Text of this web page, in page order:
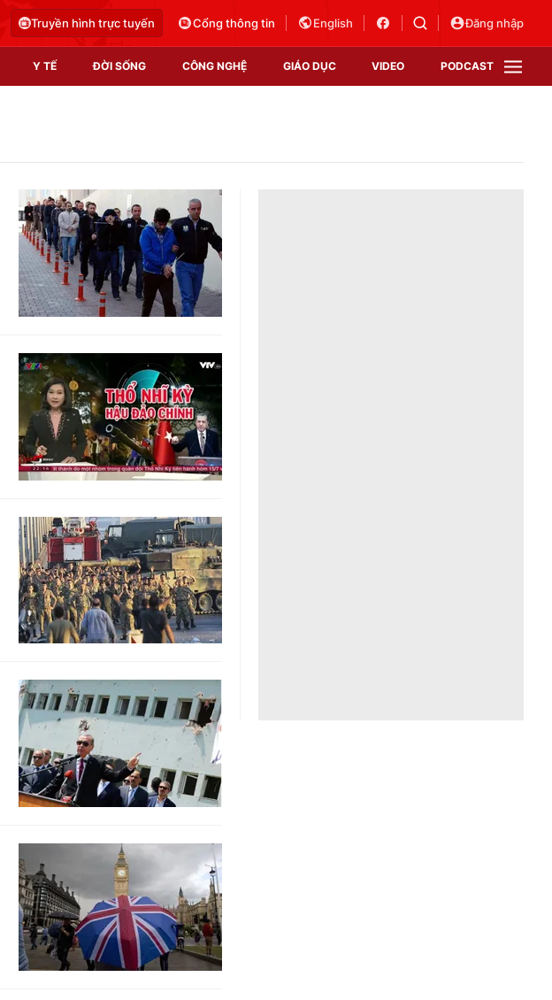
Truyền hình trực tuyến Cổng thông tin English Đăng nhập
Y TẾ ĐỜI SỐNG CÔNG NGHỆ GIÁO DỤC VIDEO PODCAST
Video
Shorts video
Podcast
EMagazine
Photo
Infographic
Góc ảnh
Công nghệ
Hitech Công nghệ tương lai
Sản phẩm
Thị trường
Tư vấn
VTV Sức khoẻ